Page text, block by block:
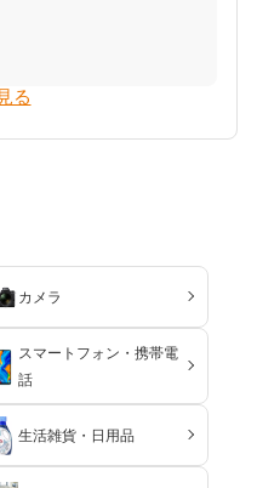
分ほどしか電池が持たない
掃除するのにかなり時間を
ように吸引力が強い機械
気になっていましたが、実
使っておらず、備品の口を
本体だけの商品もあったの
いますが、そこまで気にな
す。
なることもあるので注意が
と言ってましたが、大事に
まり好きでない人も美味し
います。あとは、上の内蓋
除ができて衛生的、なので
ーしましたが、毎日美味し
ならなくなりました。
いましたが、家で最新の映
。また、フィギュアスケー
す。
源入れるときに反応が遅
度によってかうまく作動せ
スを利用している人はテレ
、目の疲れが少ない有機EL
の大きさや設置するカウン
ル
ウンドに心配があったが実
シャカシャカした音より数
画面裏に低音の出るウーハ
、帯上に写りづらくなる現
や画素数、素材は家電量販
くと、やはり有機ELの滑ら
しました。
回選んだものは同じサイズ
です。また、テレビの向き
ろも買いたいと思った要因
る
カメラ
スマートフォン・携帯電
話
生活雑貨・日用品